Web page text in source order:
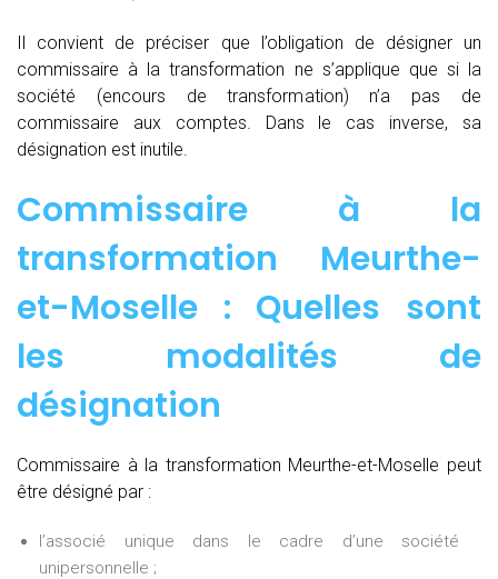
Il convient de préciser que l’obligation de désigner un
commissaire à la transformation ne s’applique que si la
société (encours de transformation) n’a pas de
commissaire aux comptes. Dans le cas inverse, sa
désignation est inutile.
Commissaire à la
transformation Meurthe-
et-Moselle : Quelles sont
les modalités de
désignation
Commissaire à la transformation Meurthe-et-Moselle peut
être désigné par :
l’associé unique dans le cadre d’une société
unipersonnelle ;